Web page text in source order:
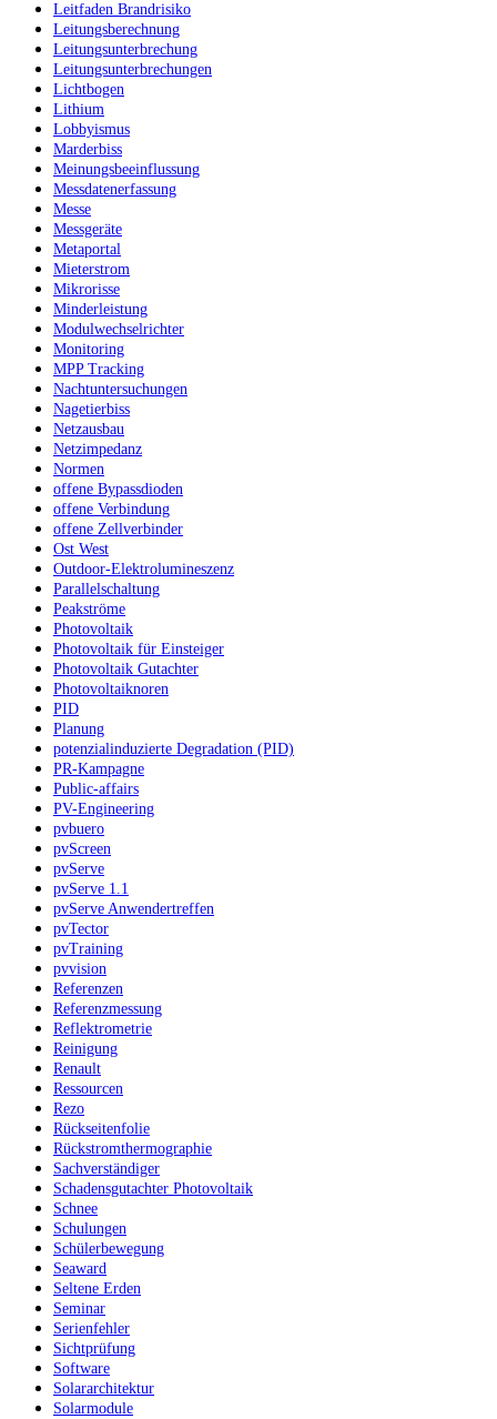
Leitfaden Brandrisiko
Leitungsberechnung
Leitungsunterbrechung
Leitungsunterbrechungen
Lichtbogen
Lithium
Lobbyismus
Marderbiss
Meinungsbeeinflussung
Messdatenerfassung
Messe
Messgeräte
Metaportal
Mieterstrom
Mikrorisse
Minderleistung
Modulwechselrichter
Monitoring
MPP Tracking
Nachtuntersuchungen
Nagetierbiss
Netzausbau
Netzimpedanz
Normen
offene Bypassdioden
offene Verbindung
offene Zellverbinder
Ost West
Outdoor-Elektrolumineszenz
Parallelschaltung
Peakströme
Photovoltaik
Photovoltaik für Einsteiger
Photovoltaik Gutachter
Photovoltaiknoren
PID
Planung
potenzialinduzierte Degradation (PID)
PR-Kampagne
Public-affairs
PV-Engineering
pvbuero
pvScreen
pvServe
pvServe 1.1
pvServe Anwendertreffen
pvTector
pvTraining
pvvision
Referenzen
Referenzmessung
Reflektrometrie
Reinigung
Renault
Ressourcen
Rezo
Rückseitenfolie
Rückstromthermographie
Sachverständiger
Schadensgutachter Photovoltaik
Schnee
Schulungen
Schülerbewegung
Seaward
Seltene Erden
Seminar
Serienfehler
Sichtprüfung
Software
Solararchitektur
Solarmodule